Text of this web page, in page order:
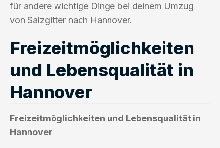
für andere wichtige Dinge bei deinem Umzug
von Salzgitter nach Hannover.
Freizeitmöglichkeiten
und Lebensqualität in
Hannover
Freizeitmöglichkeiten und Lebensqualität in
Hannover